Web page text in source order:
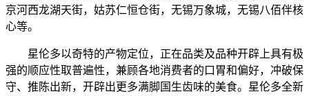
京河西龙湖天街，姑苏仁恒仓街，无锡万象城，无锡八佰伴核
心等。
星伦多以奇特的产物定位，正在品类及品种开辟上具有极
强的顺应性取普遍性，兼顾各地消费者的口胃和偏好，冲破保
守、推陈出新，开辟出更多满脚国生齿味的美食。星伦多全新